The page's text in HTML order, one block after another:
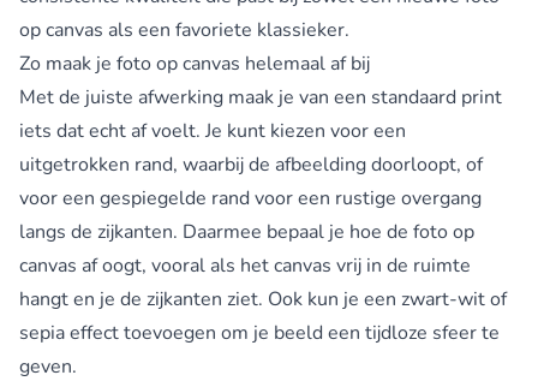
op canvas als een favoriete klassieker.
Zo maak je foto op canvas helemaal af bij
Met de juiste afwerking maak je van een standaard print
iets dat echt af voelt. Je kunt kiezen voor een
uitgetrokken rand, waarbij de afbeelding doorloopt, of
voor een gespiegelde rand voor een rustige overgang
langs de zijkanten. Daarmee bepaal je hoe de foto op
canvas af oogt, vooral als het canvas vrij in de ruimte
hangt en je de zijkanten ziet. Ook kun je een zwart-wit of
sepia effect toevoegen om je beeld een tijdloze sfeer te
geven.